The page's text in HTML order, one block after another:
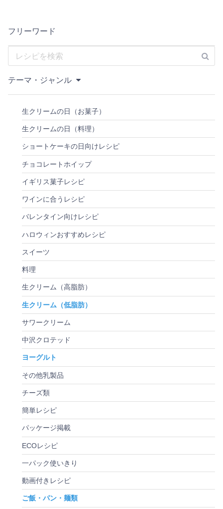
フリーワード
テーマ・ジャンル
生クリームの日（お菓子）
生クリームの日（料理）
ショートケーキの日向けレシピ
チョコレートホイップ
イギリス菓子レシピ
ワインに合うレシピ
バレンタイン向けレシピ
ハロウィンおすすめレシピ
スイーツ
料理
生クリーム（高脂肪）
生クリーム（低脂肪）
サワークリーム
中沢クロテッド
ヨーグルト
その他乳製品
チーズ類
簡単レシピ
パッケージ掲載
ECOレシピ
一パック使いきり
動画付きレシピ
ご飯・パン・麺類